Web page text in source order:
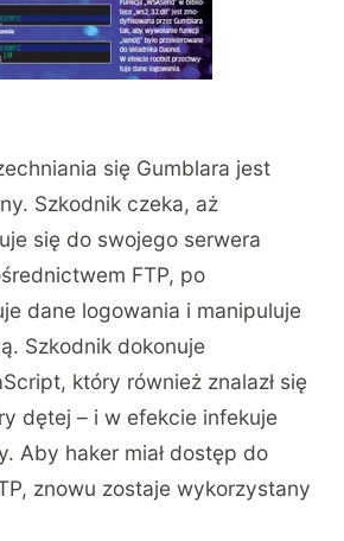
się Gumblara jest
Szkodnik czeka, aż
się do swojego serwera
FTP, po
dane logowania i manipuluje
Szkodnik dokonuje
który również znalazł się
dętej – i w efekcie infekuje
Aby haker miał dostęp do
znowu zostaje wykorzystany